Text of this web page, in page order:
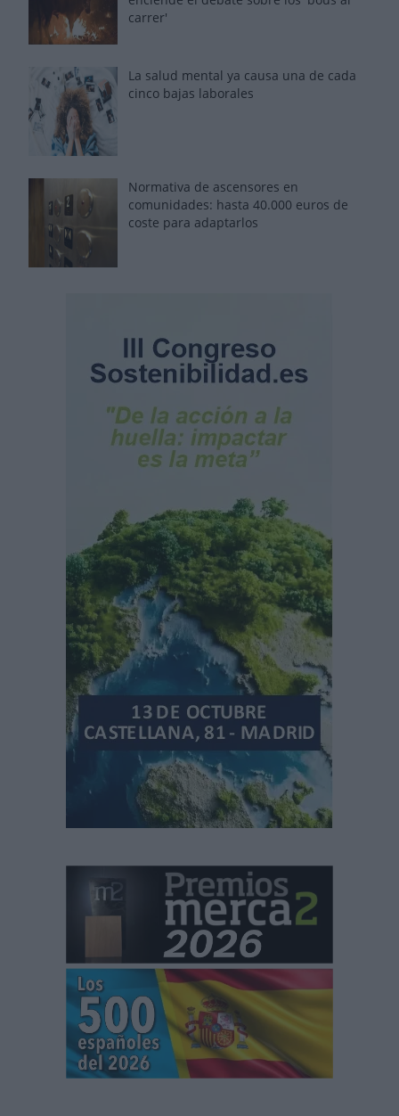
carrer'
La salud mental ya causa una de cada
cinco bajas laborales
Normativa de ascensores en
comunidades: hasta 40.000 euros de
coste para adaptarlos